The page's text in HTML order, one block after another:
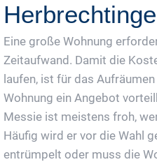
Eine große Wohnung
Zeitaufwand. Damit die
laufen, ist für das
Wohnung ein Angebot
Messie ist meistens froh,
Häufig wird er vor die Wahl
entrümpelt oder muss die